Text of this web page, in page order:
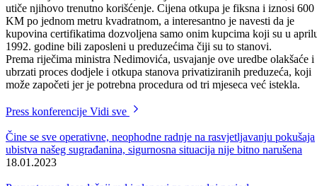
Informacije sa 134. redovne sjednice Vlade Bosansko-podrinjskog
kantona Goražde bile su tema press konferencije održane tim
17.11. 2005. godine.
Novinarima se obratio ministar za urbanizam, prostorno uređenje i
nedavno usvojenoj Uredbi Vlade kantona o utvrđivanju redosljeda
raspodjele stanova privatiziranih preduzeća., čije donošenje je ništa
drugo nego implementacija federalnih propisa i Zakona o vraćanju,
dodjeli, prodaji i otkupu stanova.
Ovom uredbom pobliže se utvrđuju svi potrebni kriteriji za otkup